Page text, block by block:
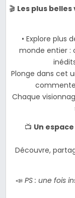
🎬 Les plus
• Explore plus
monde entier :
Plonge dans cet
Chaque
📺 Un
Découvre,
📣 PS : une fois